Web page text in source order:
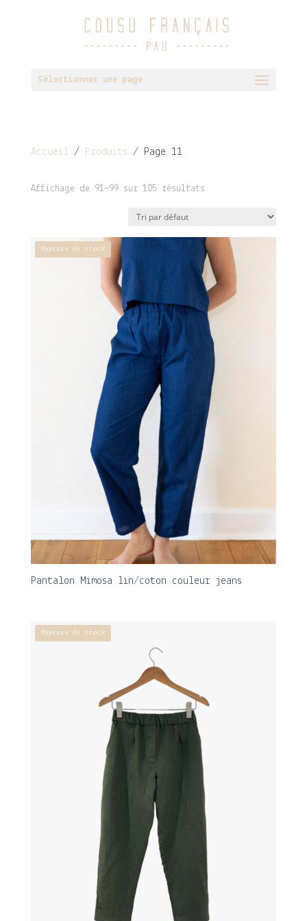
Sélectionner une page
Accueil/ Produits / Page 11
Affichage de 91–99 sur 105 résultats
Rupture de stock
Pantalon Mimosa lin/coton couleur jeans
Rupture de stock